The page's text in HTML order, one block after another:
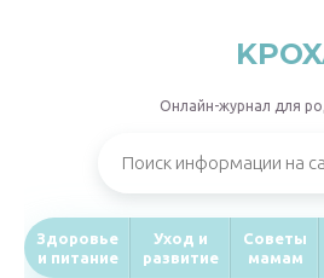
Онлайн-журнал для
Здоровье
и питание
Уход и
развитие
Советы
мамам